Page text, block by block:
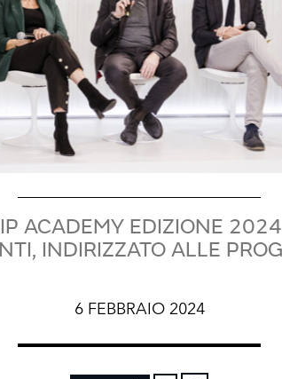
ACADEMY EDIZIONE
INDIRIZZATO ALLE
6 FEBBRAIO 2024